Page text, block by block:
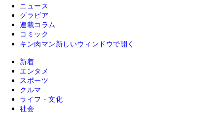
ニュース
グラビア
連載コラム
コミック
キン肉マン 新しいウィンドウで開く
新着
エンタメ
スポーツ
クルマ
ライフ・文化
社会